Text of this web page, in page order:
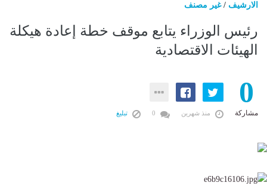
الارشيف /غير مصنف
رئيس الوزراء يتابع موقف خطة إعادة هيكلة
الهيئات الاقتصادية
0
مشاركة منذ شهرين تبليغ